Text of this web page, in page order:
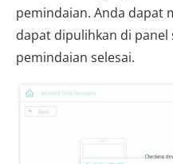
pemindaian. Anda dapat
dapat dipulihkan di panel
pemindaian selesai.